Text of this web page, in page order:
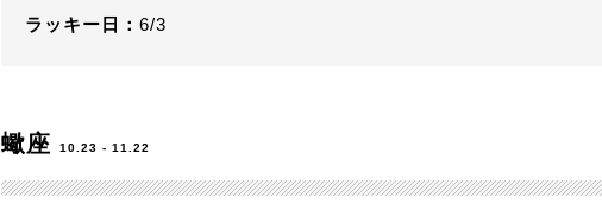
ラッキー日： 6/3
蠍座 10.23 - 11.22